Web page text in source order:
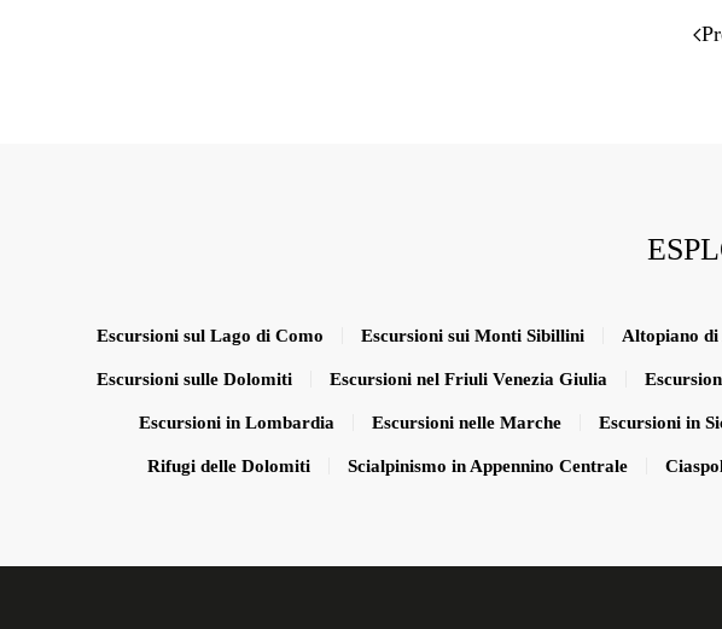
Escursioni sul Lago di Como Escursioni sui Monti Sibillini Altopiano di
Escursioni sulle Dolomiti Escursioni nel Friuli Venezia Giulia
Escursioni in Lombardia Escursioni nelle Marche Escursioni in
Rifugi delle Dolomiti Scialpinismo in Appennino Centrale